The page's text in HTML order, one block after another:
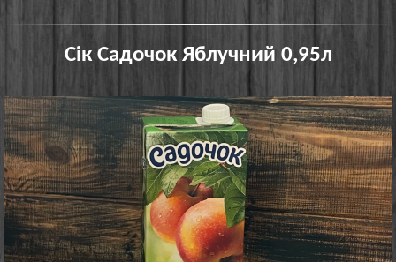
Сік Садочок Яблучний 0,95л